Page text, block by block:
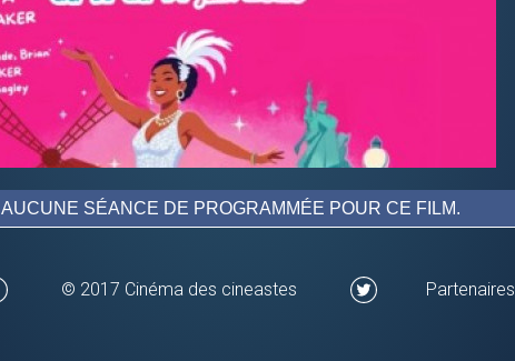
AUCUNE SÉANCE DE PROGRAMMÉE POUR CE FILM.
© 2017 Cinéma des cineastes Partenaires